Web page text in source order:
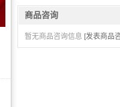
商品咨询
暂无商品咨询信息 [发表商品